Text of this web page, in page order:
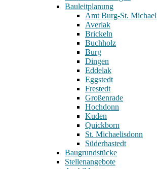
Bauleitplanung
Amt Burg-St.
Averlak
Brickeln
Buchholz
Burg
Dingen
Eddelak
Eggstedt
Frestedt
Großenrade
Hochdonn
Kuden
Quickborn
St. Michaelisdonn
Süderhastedt
Baugrundstücke
Stellenangebote